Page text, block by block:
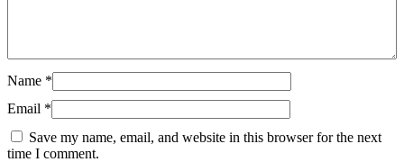
Name *
Email *
Save my name, email, and website in this browser for the next
time I comment.